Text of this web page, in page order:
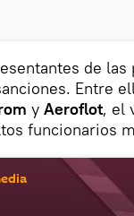
de
Entre
y Aeroflot, el
funcionarios